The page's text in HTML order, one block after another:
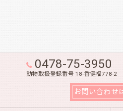
0478-75-3950
動物取扱登録番号 18-香健福778-2
お問い合わせ